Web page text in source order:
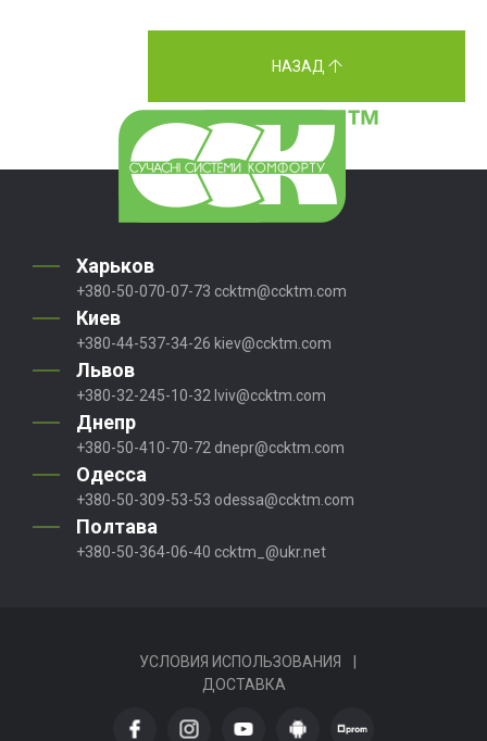
НАЗАД
Харьков
+380-50-070-07-73 ccktm@ccktm.com
Киев
+380-44-537-34-26 kiev@ccktm.com
Львов
+380-32-245-10-32 lviv@ccktm.com
Днепр
+380-50-410-70-72 dnepr@ccktm.com
Одесса
+380-50-309-53-53 odessa@ccktm.com
Полтава
+380-50-364-06-40 ccktm_@ukr.net
УСЛОВИЯ ИСПОЛЬЗОВАНИЯ
ДОСТАВКА